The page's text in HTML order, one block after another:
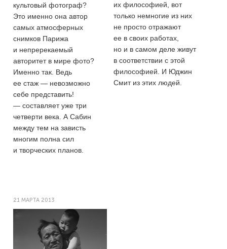
культовый фотограф?
Это именно она автор
самых атмосферных
снимков Парижа
и непререкаемый
авторитет в мире фото?
Именно так. Ведь
ее стаж — невозможно
себе представить!
— составляет уже три
четверти века. А Сабин
между тем на зависть
многим полна сил
и творческих планов.
их философией, вот
только немногие из них
не просто отражают
ее в своих работах,
но и в самом деле живут
в соответствии с этой
философией. И Юджин
Смит из этих людей.
21 МАРТА 2013